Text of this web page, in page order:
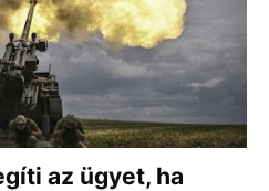
az ügyet, ha